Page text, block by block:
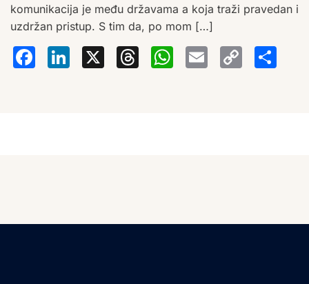
komunikacija je među državama a koja traži pravedan i
uzdržan pristup. S tim da, po mom […]
Facebook
LinkedIn
X Threads
Email